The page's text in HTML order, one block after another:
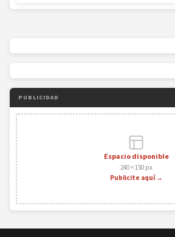
PUBLICIDAD
Espacio disponible
240 × 150 px
Publicite aquí →